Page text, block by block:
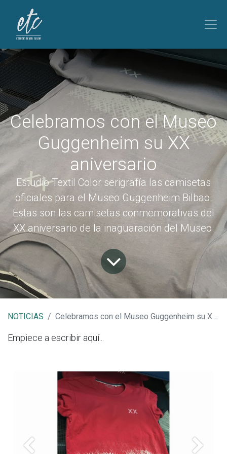
Celebramos con el Museo
Guggenheim su XX
aniversario
Estudio Textil Color serigrafía las camisetas
oficiales para el Museo Guggenheim Bilbao.
Estas son las camisetas conmemorativas del
XX aniversario de la inaguaración del Museo.
NOTICIAS Celebramos con el Museo Guggenheim su XX aniversario
Empiece a escribir aquí...